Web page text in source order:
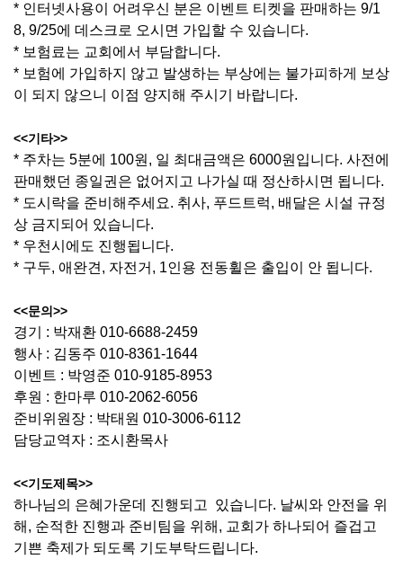
* 인터넷사용이 어려우신 분은 이벤트 티켓을 판매하는 9/1
8, 9/25에 데스크로 오시면 가입할 수 있습니다.
* 보험료는 교회에서 부담합니다.
* 보험에 가입하지 않고 발생하는 부상에는 불가피하게 보상
이 되지 않으니 이점 양지해 주시기 바랍니다.
<<기타>>
* 주차는 5분에 100원, 일 최대금액은 6000원입니다. 사전에
판매했던 종일권은 없어지고 나가실 때 정산하시면 됩니다.
* 도시락을 준비해주세요. 취사, 푸드트럭, 배달은 시설 규정
상 금지되어 있습니다.
* 우천시에도 진행됩니다.
* 구두, 애완견, 자전거, 1인용 전동휠은 출입이 안 됩니다.
<<문의>>
경기 : 박재환 010-6688-2459
행사 : 김동주 010-8361-1644
이벤트 : 박영준 010-9185-8953
후원 : 한마루 010-2062-6056
준비위원장 : 박태원 010-3006-6112
담당교역자 : 조시환목사
<<기도제목>>
하나님의 은혜가운데 진행되고 있습니다. 날씨와 안전을 위
해, 순적한 진행과 준비팀을 위해, 교회가 하나되어 즐겁고
기쁜 축제가 되도록 기도부탁드립니다.